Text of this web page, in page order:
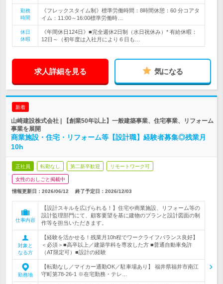
勤務
時間
《フレックスタイム制》標準労働時間：8時間休憩：60 分コアタ
イム：11:00～16:00標準労働時…
休日
休暇
《年間休日124日》■完全週休2日制（水日祝休み）* 有給休暇：
12日～（初年度は入社月により６日も…
求人詳細を見る 気になる
新着
山崎建設株式会社 | 【創業50年以上】一般建築事業、住宅事業、リフォーム
事業を展開
商業施設・住宅・リフォーム等【設計職】経験者募集◎残業月
10h
正社員 転勤なし 第二新卒歓迎 リモートワーク可
女性のおしごと掲載中
情報更新日：2026/06/12 終了予定日： 2026/12/03
仕事内容
【設計スキルを広げられる！】住宅や商業施設、リフォーム等の
設計監理部門にて、顧客要望を基に建物のプランと設計図面の制
作等を担当いただきます。
対象と
なる方
【経験を活かせる！残業月10h程でワークライフバランス良好】
＜必須＞■高卒以上／建築学科を専攻した方 ■普通自動車免許
（AT限定可）■設計の経験
勤務地
【転勤なし／マイカー通勤OK／駐車場あり】 福井県福井市南江
守町第78‐26‐1 ※在宅勤務・テレ…